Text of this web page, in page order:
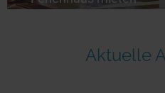
Aktuelle